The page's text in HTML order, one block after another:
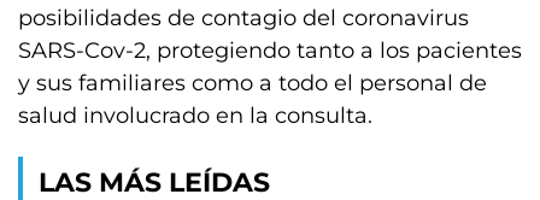
posibilidades de contagio del coronavirus
SARS-Cov-2, protegiendo tanto a los pacientes
y sus familiares como a todo el personal de
salud involucrado en la consulta.
LAS MÁS LEÍDAS